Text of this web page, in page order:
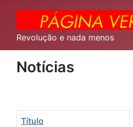
Revolução e nada menos
Notícias
Título